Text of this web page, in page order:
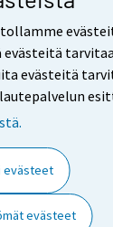
evästeitä
evästeet
evästeet